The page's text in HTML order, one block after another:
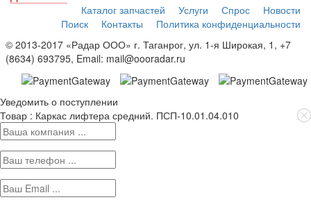
Каталог запчастей Услуги Спрос
Новости
Поиск
Контакты
Политика конфиденциальности
© 2013-2017 «Радар ООО» г. Таганрог, ул. 1-я Широкая, 1, +7
(8634) 693795, Email: mail@oooradar.ru
Уведомить о поступлении
Товар : Каркас лифтера средний. ПСП-10.01.04.010